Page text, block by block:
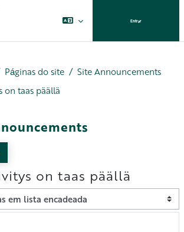
Entrar
Páginas do site
Site Announcements
on taas päällä
on taas päällä